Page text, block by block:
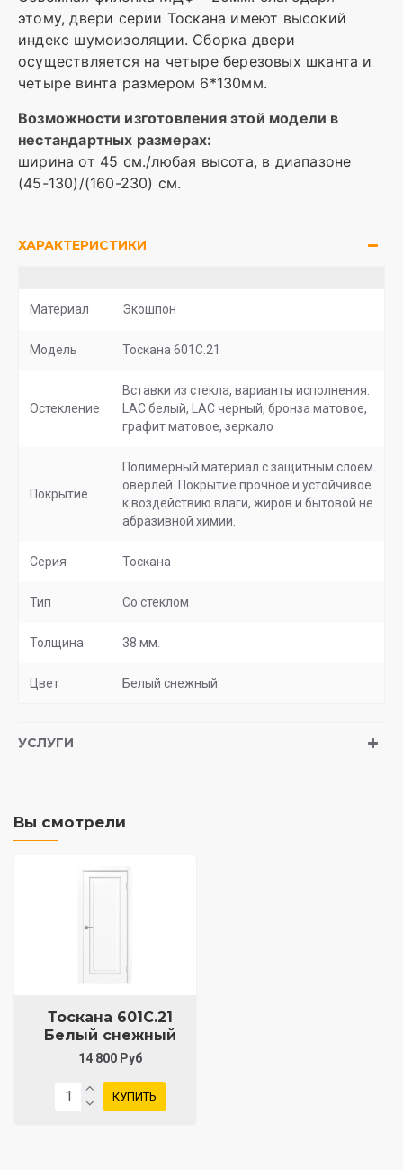
этому, двери серии Тоскана имеют высокий
индекс шумоизоляции. Сборка двери
осуществляется на четыре березовых шканта и
четыре винта размером 6*130мм.
Возможности изготовления этой модели в
нестандартных размерах:
ширина от 45 см./любая высота, в диапазоне
(45-130)/(160-230) см.
ХАРАКТЕРИСТИКИ
Материал Экошпон
Модель Тоскана 601С.21
Остекление
Вставки из стекла, варианты исполнения:
LAC белый, LAC черный, бронза матовое,
графит матовое, зеркало
Покрытие
Полимерный материал с защитным слоем
оверлей. Покрытие прочное и устойчивое
к воздействию влаги, жиров и бытовой не
абразивной химии.
Серия Тоскана
Тип Со стеклом
Толщина 38 мм.
Цвет Белый снежный
УСЛУГИ
Вы смотрели
Тоскана 601С.21
Белый снежный
14 800 Руб
КУПИТЬ